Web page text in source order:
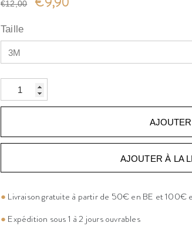
€12,00
Taille
AJOUTER À LA
● Livraison gratuite à partir de 50€ en BE et 100€
● Expédition sous 1 à 2 jours ouvrables